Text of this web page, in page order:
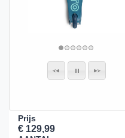
Prijs
€ 129,99